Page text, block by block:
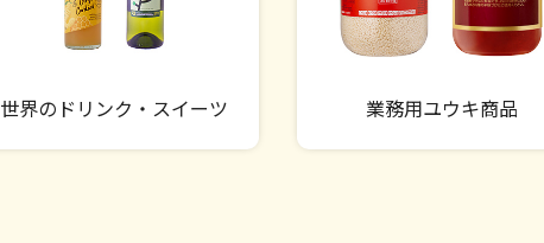
世界のドリンク・スイーツ 業務用ユウキ商品